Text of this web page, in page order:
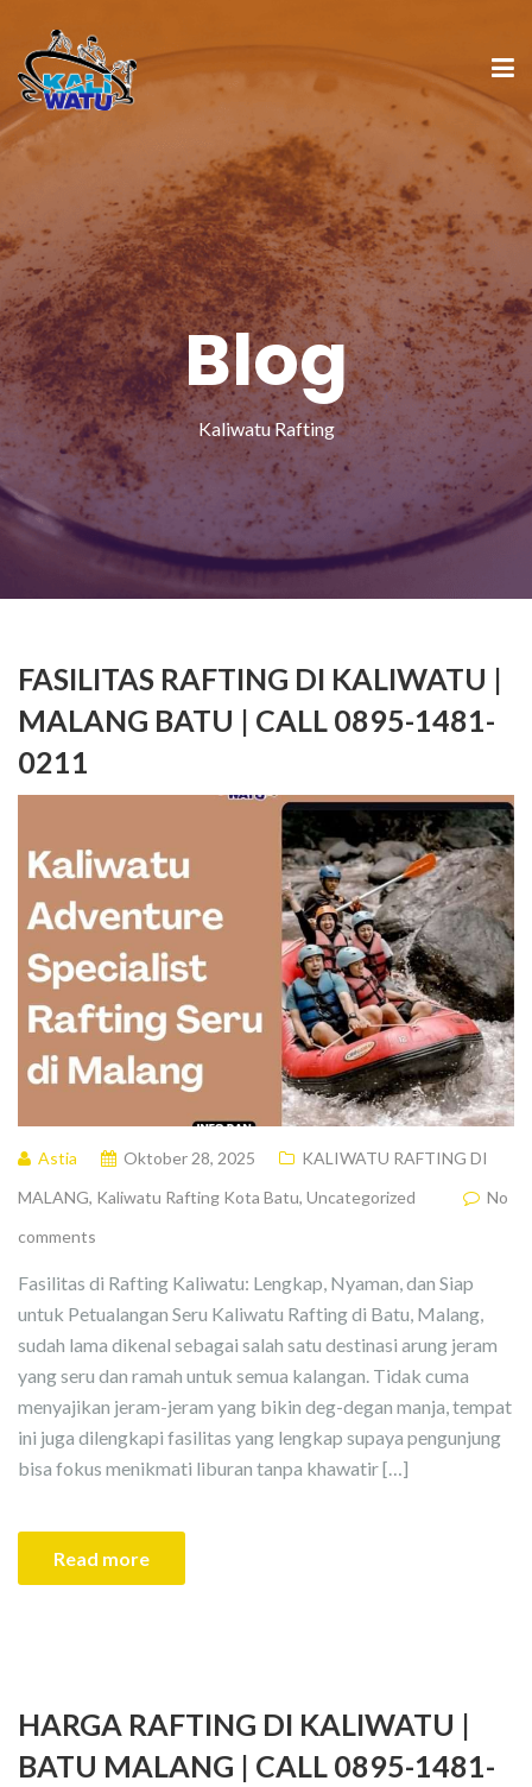
Blog
Kaliwatu Rafting
FASILITAS RAFTING DI KALIWATU |
MALANG BATU | CALL 0895-1481-
0211
Astia Oktober 28, 2025
KALIWATU RAFTING DI
MALANG, Kaliwatu Rafting Kota Batu, Uncategorized
No
comments
Fasilitas di Rafting Kaliwatu: Lengkap, Nyaman, dan Siap
untuk Petualangan Seru Kaliwatu Rafting di Batu, Malang,
sudah lama dikenal sebagai salah satu destinasi arung jeram
yang seru dan ramah untuk semua kalangan. Tidak cuma
menyajikan jeram-jeram yang bikin deg-degan manja, tempat
ini juga dilengkapi fasilitas yang lengkap supaya pengunjung
bisa fokus menikmati liburan tanpa khawatir […]
Read more
HARGA RAFTING DI KALIWATU |
BATU MALANG | CALL 0895-1481-